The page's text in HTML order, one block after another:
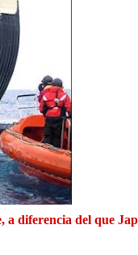
diferencia del que